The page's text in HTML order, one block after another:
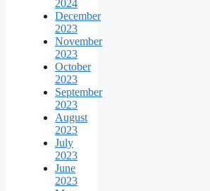
2024
December
2023
November
2023
October
2023
September
2023
August
2023
July
2023
June
2023